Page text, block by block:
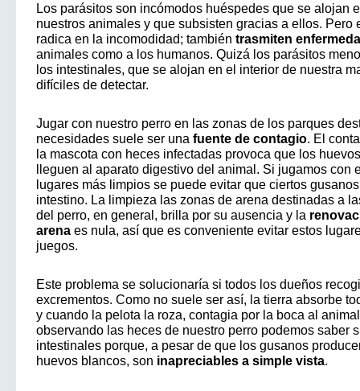
Los parásitos son incómodos huéspedes que se alojan
nuestros animales y que subsisten gracias a ellos. Pero
radica en la incomodidad; también trasmiten
animales como a los humanos. Quizá los parásitos
los intestinales, que se alojan en el interior de nuestra
difíciles de detectar.
Jugar con nuestro perro en las zonas de los parques
necesidades suele ser una fuente de contagio. El
la mascota con heces infectadas provoca que los
lleguen al aparato digestivo del animal. Si jugamos con
lugares más limpios se puede evitar que ciertos
intestino. La limpieza las zonas de arena destinadas a
del perro, en general, brilla por su ausencia y la
arena es nula, así que es conveniente evitar estos
juegos.
Este problema se solucionaría si todos los dueños
excrementos. Como no suele ser así, la tierra absorbe
y cuando la pelota la roza, contagia por la boca al
observando las heces de nuestro perro podemos saber
intestinales porque, a pesar de que los gusanos
huevos blancos, son inapreciables a simple vista.